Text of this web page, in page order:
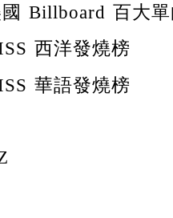
Billboard 百大
西洋發燒榜
華語發燒榜